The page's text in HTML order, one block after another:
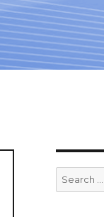
Search
for: